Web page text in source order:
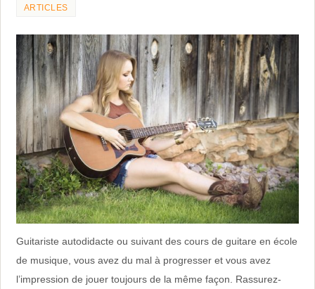
ARTICLES
Guitariste autodidacte ou suivant des cours de guitare en école
de musique, vous avez du mal à progresser et vous avez
l’impression de jouer toujours de la même façon. Rassurez-